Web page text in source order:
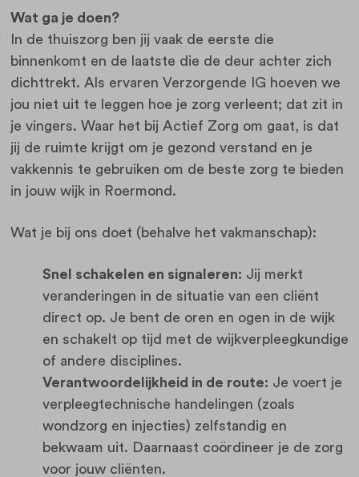
Wat ga je doen?
In de thuiszorg ben jij vaak de eerste die
binnenkomt en de laatste die de deur achter zich
dichttrekt. Als ervaren Verzorgende IG hoeven we
jou niet uit te leggen hoe je zorg verleent; dat zit in
je vingers. Waar het bij Actief Zorg om gaat, is dat
jij de ruimte krijgt om je gezond verstand en je
vakkennis te gebruiken om de beste zorg te bieden
in jouw wijk in Roermond.
Wat je bij ons doet (behalve het vakmanschap):
Snel schakelen en signaleren: Jij merkt
veranderingen in de situatie van een cliënt
direct op. Je bent de oren en ogen in de wijk
en schakelt op tijd met de wijkverpleegkundige
of andere disciplines.
Verantwoordelijkheid in de route: Je voert je
verpleegtechnische handelingen (zoals
wondzorg en injecties) zelfstandig en
bekwaam uit. Daarnaast coördineer je de zorg
voor jouw cliënten.